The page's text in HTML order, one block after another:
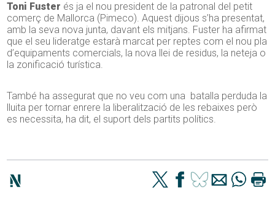
Toni Fuster és ja el nou president de la patronal del petit
comerç de Mallorca (Pimeco). Aquest dijous s’ha presentat,
amb la seva nova junta, davant els mitjans. Fuster ha afirmat
que el seu lideratge estarà marcat per reptes com el nou pla
d’equipaments comercials, la nova llei de residus, la neteja o
la zonificació turística.
També ha assegurat que no veu com una batalla perduda la
lluita per tornar enrere la liberalització de les rebaixes però
es necessita, ha dit, el suport dels partits polítics.